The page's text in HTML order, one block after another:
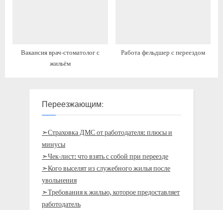
Вакансия врач-стоматолог с
жильём
Работа фельдшер с переездом
Переезжающим:
➣Страховка ДМС от работодателя: плюсы и
минусы
➣Чек-лист: что взять с собой при переезде
➣Кого выселят из служебного жилья после
увольнения
➣Требования к жилью, которое предоставляет
работодатель